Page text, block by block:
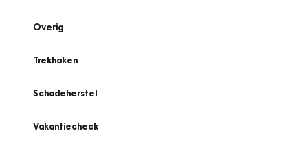
Overig
Trekhaken
Schadeherstel
Vakantiecheck